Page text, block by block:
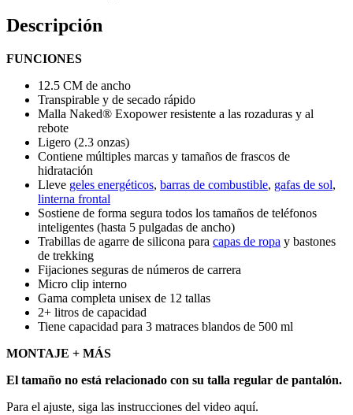
Descripción
FUNCIONES
12.5 CM de ancho
Transpirable y de secado rápido
Malla Naked® Exopower resistente a las rozaduras y al
rebote
Ligero (2.3 onzas)
Contiene múltiples marcas y tamaños de frascos de
hidratación
Lleve geles energéticos, barras de combustible, gafas de sol,
linterna frontal
Sostiene de forma segura todos los tamaños de teléfonos
inteligentes (hasta 5 pulgadas de ancho)
Trabillas de agarre de silicona para capas de ropa y bastones
de trekking
Fijaciones seguras de números de carrera
Micro clip interno
Gama completa unisex de 12 tallas
2+ litros de capacidad
Tiene capacidad para 3 matraces blandos de 500 ml
MONTAJE + MÁS
El tamaño no está relacionado con su talla regular de pantalón.
Para el ajuste, siga las instrucciones del video aquí.